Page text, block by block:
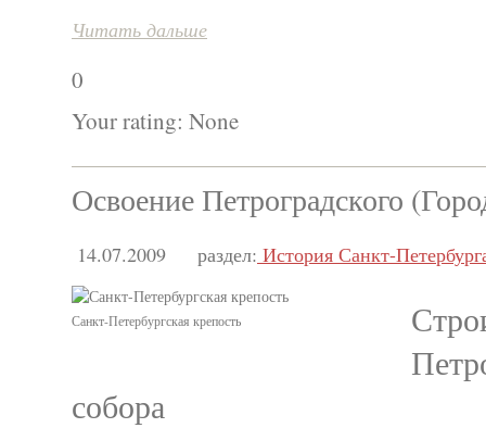
Читать дальше
0
Your rating: None
Освоение Петроградского
14.07.2009 раздел: История Санкт-
Санкт-Петербургская крепость
собора